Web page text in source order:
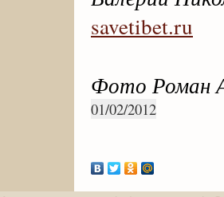
savetibet.ru
Фото Роман
01/02/2012